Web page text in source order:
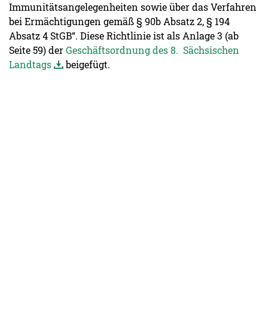
Immunitätsangelegenheiten sowie über das Verfahren
bei Ermächtigungen gemäß § 90b Absatz 2, § 194
Absatz 4 StGB“. Diese Richtlinie ist als Anlage 3 (ab
Seite 59) derGeschäftsordnung des 8. Sächsischen
Landtags
beigefügt.